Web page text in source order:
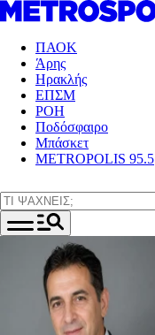
ΠΑΟΚ
Άρης
Ηρακλής
ΕΠΣΜ
ΡΟΗ
Ποδόσφαιρο
Μπάσκετ
METROPOLIS 95.5